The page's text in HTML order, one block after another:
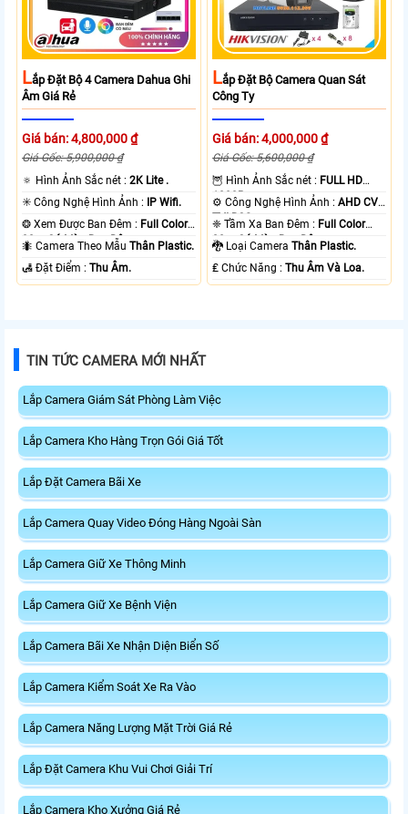
LẮp Đặt Bộ 4 Camera Dahua Ghi
Âm Giá Rẻ
Giá bán: 4,800,000 ₫
Giá Gốc: 5,900,000 ₫
🔅 Hình Ảnh Sắc nét :2K Lite .
✳️ Công Nghệ Hình Ảnh :
IP Wifi.
❂ Xem Được Ban Đêm : Full Color
30m Có Màu Ban Ðêm.
🐜 Camera Theo MẫuThân Plastic.
️🛃 Đặt Điểm :Thu Âm.
LẮp Đặt Bộ Camera Quan Sát
Công Ty
Giá bán: 4,000,000 ₫
Giá Gốc: 5,600,000 ₫
🦉 Hình Ảnh Sắc nét : FULL HD
1080P .
⚙ Công Nghệ Hình Ảnh :AHD CVI
TVI BCS.
❈ Tầm Xa Ban Đêm : Full Color
20m Có Màu Ban Ðêm.
🐉️ Loại CameraThân Plastic.
️₤ Chức Năng :Thu Âm Và Loa.
TIN TỨC CAMERA MỚI NHẤT
Lắp Camera Giám Sát Phòng Làm Việc
Lắp Camera Kho Hàng Trọn Gói Giá Tốt
Lắp Đặt Camera Bãi Xe
Lắp Camera Quay Video Đóng Hàng Ngoài Sàn
Lắp Camera Giữ Xe Thông Minh
Lắp Camera Giữ Xe Bệnh Viện
Lắp Camera Bãi Xe Nhận Diện Biển Số
Lắp Camera Kiểm Soát Xe Ra Vào
Lắp Camera Năng Lượng Mặt Trời Giá Rẻ
Lắp Đặt Camera Khu Vui Chơi Giải Trí
Lắp Camera Kho Xưởng Giá Rẻ